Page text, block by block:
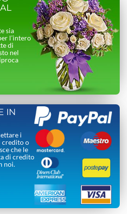
sia
l’intero
di
nel
IN
i
credito o
che le
di credito
noi.